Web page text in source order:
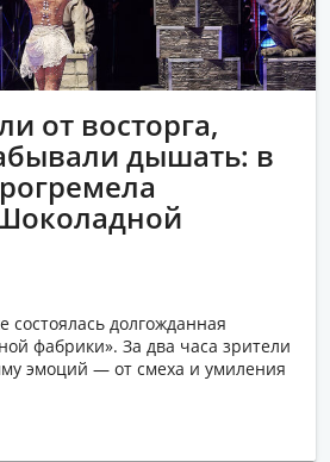
от восторга,
дышать: в
состоялась долгожданная
фабрики». За два часа зрители
эмоций — от смеха и умиления